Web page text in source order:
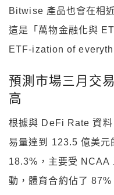
Bitwise 產品也會在相
這是「萬物金融化與
ETF-ization of
預測市場三月交
高
根據與 DeFi Rate 資
易量達到 123.5 億美元
18.3%，主要受 NCAA
動，體育合約佔了 87%